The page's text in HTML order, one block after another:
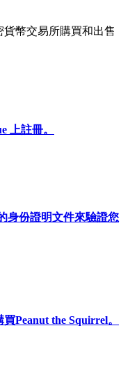
幣交易所購買和出售
上註冊。
身份證明文件來驗證您
Peanut the Squirrel。